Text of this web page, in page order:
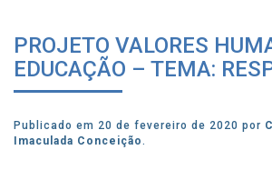
PROJETO VALORES
EDUCAÇÃO – TEMA:
Publicado em 20 de fevereiro de 2020 por
Imaculada Conceição.